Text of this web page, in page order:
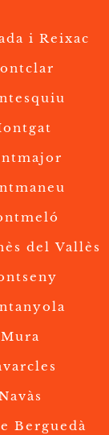
i Reixac
del Vallès
Berguedà